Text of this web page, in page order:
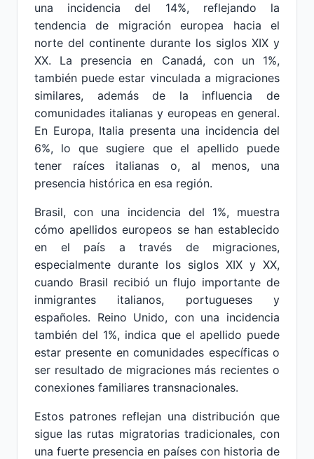
una incidencia del 14%, reflejando la
tendencia de migración europea hacia el
norte del continente durante los siglos XIX y
XX. La presencia en Canadá, con un 1%,
también puede estar vinculada a migraciones
similares, además de la influencia de
comunidades italianas y europeas en general.
En Europa, Italia presenta una incidencia del
6%, lo que sugiere que el apellido puede
tener raíces italianas o, al menos, una
presencia histórica en esa región.
Brasil, con una incidencia del 1%, muestra
cómo apellidos europeos se han establecido
en el país a través de migraciones,
especialmente durante los siglos XIX y XX,
cuando Brasil recibió un flujo importante de
inmigrantes italianos, portugueses y
españoles. Reino Unido, con una incidencia
también del 1%, indica que el apellido puede
estar presente en comunidades específicas o
ser resultado de migraciones más recientes o
conexiones familiares transnacionales.
Estos patrones reflejan una distribución que
sigue las rutas migratorias tradicionales, con
una fuerte presencia en países con historia de